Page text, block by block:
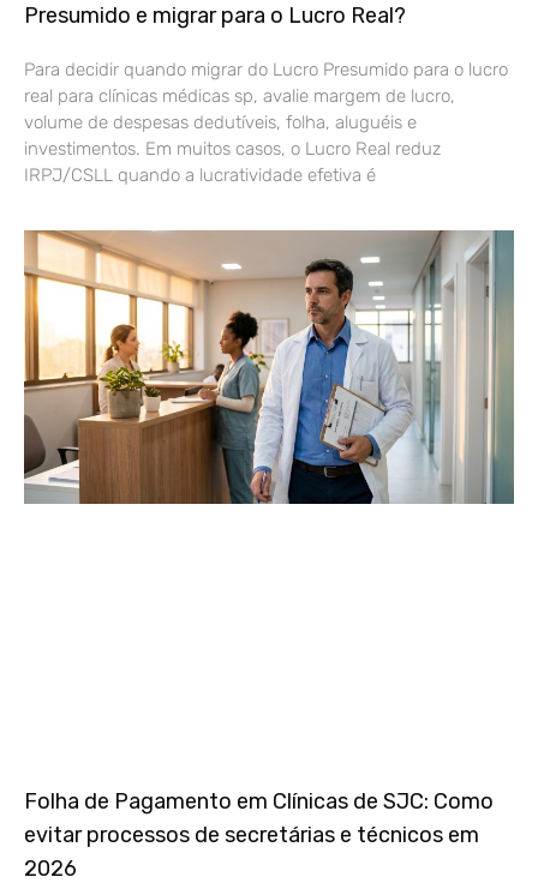
Presumido e migrar para o Lucro Real?
Para decidir quando migrar do Lucro Presumido para o lucro
real para clínicas médicas sp, avalie margem de lucro,
volume de despesas dedutíveis, folha, aluguéis e
investimentos. Em muitos casos, o Lucro Real reduz
IRPJ/CSLL quando a lucratividade efetiva é
Folha de Pagamento em Clínicas de SJC: Como
evitar processos de secretárias e técnicos em
2026